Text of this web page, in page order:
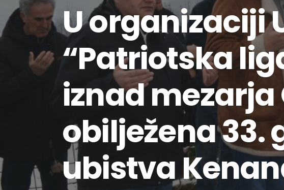
U organizaciji
“Patriotska
iznad mezarja
obilježena 33.
ubistva